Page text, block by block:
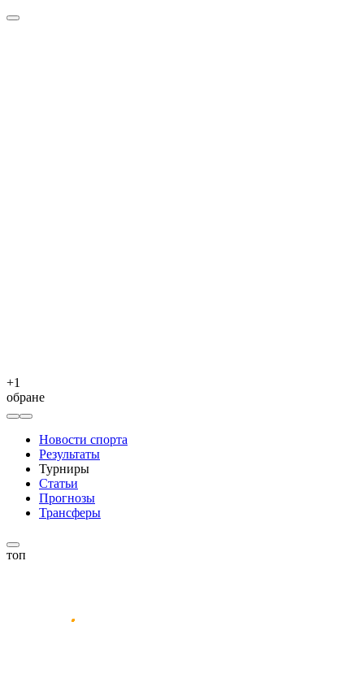
+1
обране
Новости спорта
Результаты
Турниры
Статьи
Прогнозы
Трансферы
топ